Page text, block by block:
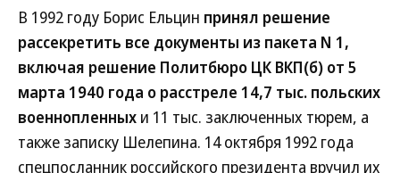
В 1992 году Борис Ельцин принял решение
рассекретить все документы из пакета N 1,
включая решение Политбюро ЦК ВКП(б) от 5
марта 1940 года о расстреле 14,7 тыс. польских
военнопленных и 11 тыс. заключенных тюрем, а
также записку Шелепина. 14 октября 1992 года
спецпосланник российского президента вручил их